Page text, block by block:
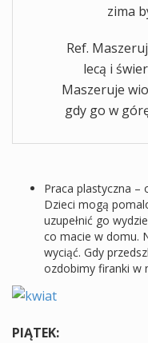
zima
Ref.
lecą i
Maszeruje
gdy go w
Praca plastyczna –
Dzieci mogą
uzupełnić go
co macie w domu.
wyciąć. Gdy
ozdobimy firanki w
PIĄTEK: